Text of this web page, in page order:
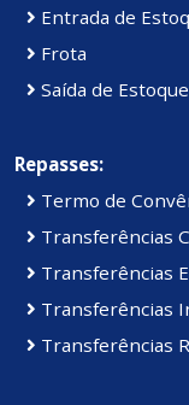
Entrada de
Frota
Saída de Estoque
Repasses:
Termo de
Transferências
Transferências
Transferências
Transferências